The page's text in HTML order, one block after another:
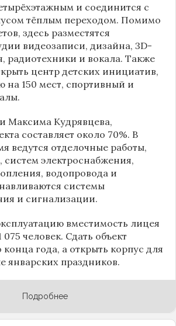
и соединится с
тёплым переходом. Помимо
здесь разместятся
видеозаписи, дизайна, 3D-
радиотехники и вокала. Также
центр детских инициатив,
на 150 мест, спортивный и
Максима Кудрявцева,
составляет около 70%. В
ведутся отделочные работы,
электроснабжения,
водопровода и
системы
и сигнализации.
вместимость лицея
человек. Сдать объект
года, а открыть корпус для
январских праздников.
Подробнее